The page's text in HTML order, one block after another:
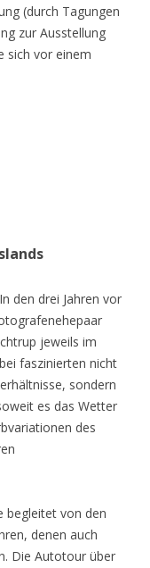
(durch Tagungen
zur Ausstellung
sich vor einem
den drei Jahren vor
jeweils im
faszinierten nicht
sondern
es das Wetter
des
begleitet von den
denen auch
Die Autotour über